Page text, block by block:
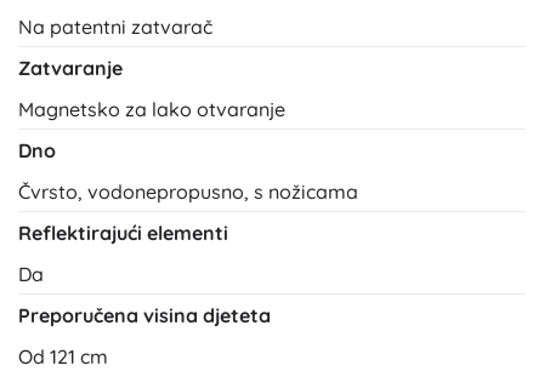
Na patentni zatvarač
Zatvaranje
Magnetsko za lako otvaranje
Dno
Čvrsto, vodonepropusno, s nožicama
Reflektirajući elementi
Da
Preporučena visina djeteta
Od 121 cm